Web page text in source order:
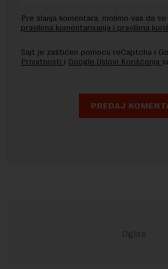
Pre slanja komentara, molimo vas da
pravilima komentarisanja i pravilima
Sajt je zaštićen pomocu reCaptcha i
Privatnosti i Google Uslovi Korišćenja